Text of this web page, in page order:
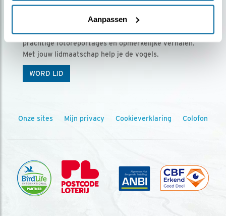
Aanpassen
Ontvang 5 x Vogels voor € 36,00 per jaar
Vogels is het tijdschrift voor onze leden, met
prachtige fotoreportages en opmerkelijke verhalen.
Met jouw lidmaatschap help je de vogels.
WORD LID
Onze sites Mijn privacy Cookieverklaring Colofon